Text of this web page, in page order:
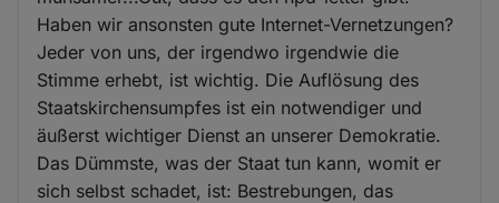
Haben wir ansonsten gute Internet-Vernetzungen?
Jeder von uns, der irgendwo irgendwie die
Stimme erhebt, ist wichtig. Die Auflösung des
Staatskirchensumpfes ist ein notwendiger und
äußerst wichtiger Dienst an unserer Demokratie.
Das Dümmste, was der Staat tun kann, womit er
sich selbst schadet, ist: Bestrebungen, das